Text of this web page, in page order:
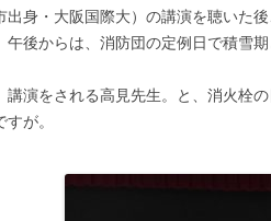
出身・大阪国際大）の講演を聴いた
午後からは、消防団の定例日で積雪
演をされる高見先生。と、消火栓
が。